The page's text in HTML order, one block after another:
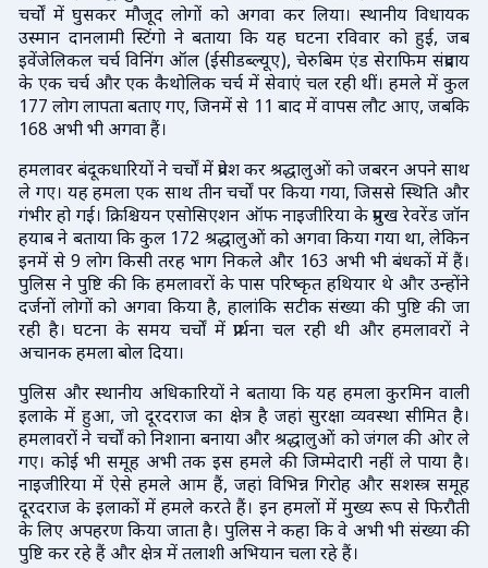
चर्चों में घुसकर मौजूद लोगों को अगवा कर लिया। स्थानीय विधायक
उस्मान दानलामी स्टिंगो ने बताया कि यह घटना रविवार को हुई, जब
इवेंजेलिकल चर्च विनिंग ऑल (ईसीडब्ल्यूए), चेरुबिम एंड सेराफिम संप्रदाय
के एक चर्च और एक कैथोलिक चर्च में सेवाएं चल रही थीं। हमले में कुल
177 लोग लापता बताए गए, जिनमें से 11 बाद में वापस लौट आए, जबकि
168 अभी भी अगवा हैं।
हमलावर बंदूकधारियों ने चर्चों में प्रवेश कर श्रद्धालुओं को जबरन अपने साथ
ले गए। यह हमला एक साथ तीन चर्चों पर किया गया, जिससे स्थिति और
गंभीर हो गई। क्रिश्चियन एसोसिएशन ऑफ नाइजीरिया के प्रमुख रेवरेंड जॉन
हयाब ने बताया कि कुल 172 श्रद्धालुओं को अगवा किया गया था, लेकिन
इनमें से 9 लोग किसी तरह भाग निकले और 163 अभी भी बंधकों में हैं।
पुलिस ने पुष्टि की कि हमलावरों के पास परिष्कृत हथियार थे और उन्होंने
दर्जनों लोगों को अगवा किया है, हालांकि सटीक संख्या की पुष्टि की जा
रही है। घटना के समय चर्चों में प्रार्थना चल रही थी और हमलावरों ने
अचानक हमला बोल दिया।
पुलिस और स्थानीय अधिकारियों ने बताया कि यह हमला कुरमिन वाली
इलाके में हुआ, जो दूरदराज का क्षेत्र है जहां सुरक्षा व्यवस्था सीमित है।
हमलावरों ने चर्चों को निशाना बनाया और श्रद्धालुओं को जंगल की ओर ले
गए। कोई भी समूह अभी तक इस हमले की जिम्मेदारी नहीं ले पाया है।
नाइजीरिया में ऐसे हमले आम हैं, जहां विभिन्न गिरोह और सशस्त्र समूह
दूरदराज के इलाकों में हमले करते हैं। इन हमलों में मुख्य रूप से फिरौती
के लिए अपहरण किया जाता है। पुलिस ने कहा कि वे अभी भी संख्या की
पुष्टि कर रहे हैं और क्षेत्र में तलाशी अभियान चला रहे हैं।